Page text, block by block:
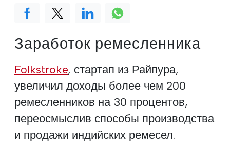
Заработок ремесленника
Folkstroke, стартап из Райпура,
увеличил доходы более чем 200
ремесленников на 30 процентов,
переосмыслив способы производства
и продажи индийских ремесел.